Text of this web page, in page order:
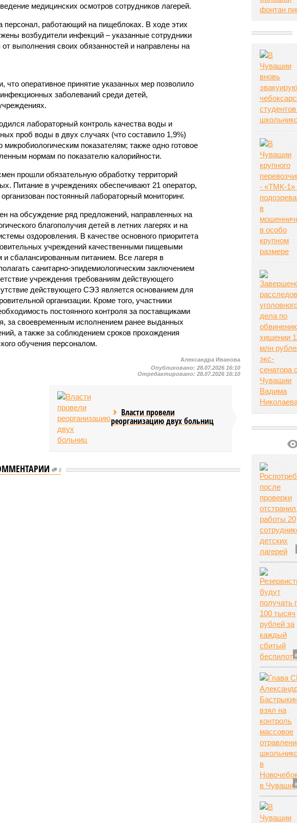
медицинских осмотров сотрудников лагерей.
работающий на пищеблоках. В ходе этих
возбудители инфекций – указанные сотрудники
выполнения своих обязанностей и направлены на
что оперативное принятие указанных мер позволило
заболеваний среди детей,
лабораторный контроль качества воды и
проб воды в двух случаях (что составило 1,9%)
показателям; также одно готовое
нормам по показателю калорийности.
прошли обязательную обработку территорий
Питание в учреждениях обеспечивают 21 оператор,
постоянный лабораторный мониторинг.
на обсуждение ряд предложений, направленных на
благополучия детей в летних лагерях и на
оздоровления. В качестве основного приоритета
учреждений качественными пищевыми
сбалансированным питанием. Все лагеря в
санитарно-эпидемиологическим заключением
учреждения требованиям действующего
действующего СЭЗ является основанием для
организации. Кроме того, участники
постоянного контроля за поставщиками
за своевременным исполнением ранее выданных
а также за соблюдением сроков прохождения
обучения персоналом.
Александра Иванова
Опубликовано:28.07.2026 16:10
Отредактировано:28.07.2026 16:10
Власти провели
реорганизацию двух больниц
0